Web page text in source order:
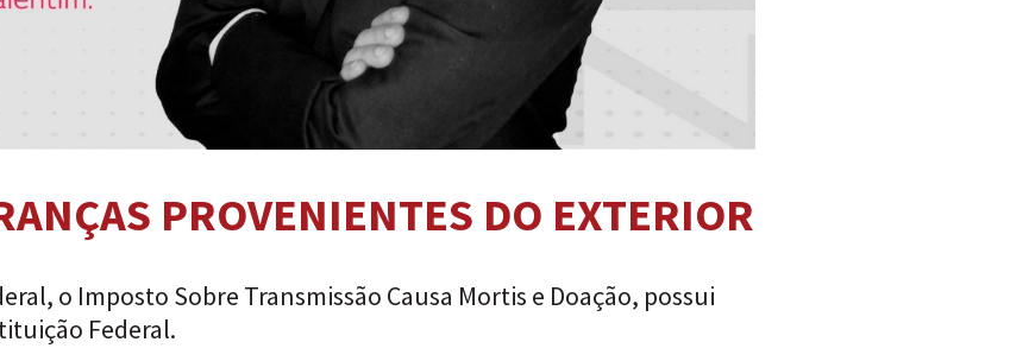
PROVENIENTES DO EXTERIOR
o Imposto Sobre Transmissão Causa Mortis e Doação, possui
Federal.